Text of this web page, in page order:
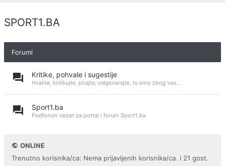
SPORT1.BA
Forumi
Kritike, pohvale i sugestije
Hvalite, kritikujte, pitajte, odgovarajte, tu smo zbog vas...
Sport1.ba
Podforum vezan za portal i forum Sport1.ba
ONLINE
Trenutno korisnika/ca: Nema prijavljenih korisnika/ca. i 21 gost.